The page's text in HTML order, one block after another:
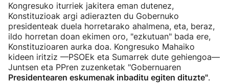
Kongresuko iturriek jakitera eman dutenez,
Konstituzioak argi adierazten du Gobernuko
presidenteak duela horretarako ahalmena, eta, beraz,
ildo horretan doan ekimen oro, "ezkutuan" bada ere,
Konstituzioaren aurka doa. Kongresuko Mahaiko
kideen iritziz —PSOEk eta Sumarrek dute gehiengoa—
Juntsen eta PPren zuzenketak "Gobernuaren
Presidentearen eskumenak inbaditu egiten dituzte".